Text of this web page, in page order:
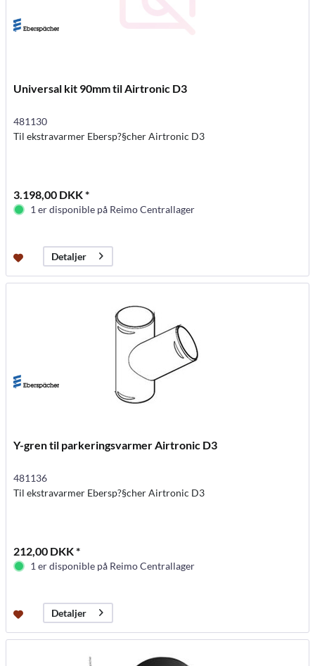
Universal kit 90mm til Airtronic D3
481130
Til ekstravarmer Ebersp?§cher Airtronic D3
3.198,00 DKK *
1 er disponible på Reimo Centrallager
Detaljer
Y-gren til parkeringsvarmer Airtronic D3
481136
Til ekstravarmer Ebersp?§cher Airtronic D3
212,00 DKK *
1 er disponible på Reimo Centrallager
Detaljer